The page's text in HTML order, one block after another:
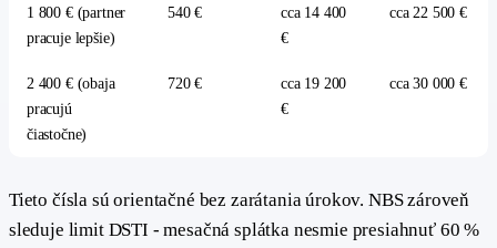
1 800 € (partner
pracuje lepšie)
540 €
cca 14 400
€
cca 22 500 €
2 400 € (obaja
pracujú
čiastočne)
720 €
cca 19 200
€
cca 30 000 €
Tieto čísla sú orientačné bez zarátania úrokov. NBS zároveň
sleduje limit DSTI - mesačná splátka nesmie presiahnuť 60 %